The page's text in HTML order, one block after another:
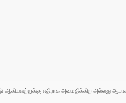
ஆகியவற்றுக்கு எதிராக அவமதிக்கிற அல்லது